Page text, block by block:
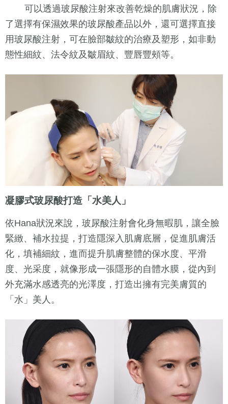
可以透過玻尿酸注射來改善乾燥的肌膚狀況，除
了選擇有保濕效果的玻尿酸產品以外，還可選擇直接
用玻尿酸注射，可在臉部皺紋的治療及塑形，如非動
態性細紋、法令紋及皺眉紋、豐唇豐頰等。
凝膠式玻尿酸打造「水美人」
依Hana狀況來說，玻尿酸注射會化身無暇肌，讓全臉
緊緻、補水拉提，打造隱深入肌膚底層，促進肌膚活
化，填補細紋，進而提升肌膚整體的保水度、平滑
度、光采度，就像形成一張隱形的自體水膜，從內到
外充滿水感透亮的光澤度，打造出擁有完美膚質的
「水」美人。